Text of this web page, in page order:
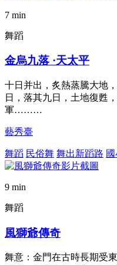
7 min
舞蹈
金烏九落 ·天太平
十日并出，炙熱蒸騰大地
日，落其九日，土地復甦
軍………
藝秀臺
舞蹈 民俗舞 舞出新蹈路
9 min
舞蹈
風獅爺傳奇
舞意：金門在古時長期受